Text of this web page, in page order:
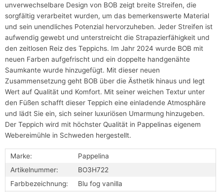
unverwechselbare Design von BOB zeigt breite Streifen, die
sorgfältig verarbeitet wurden, um das bemerkenswerte Material
und sein unendliches Potenzial hervorzuheben. Jeder Streifen ist
aufwendig gewebt und unterstreicht die Strapazierfähigkeit und
den zeitlosen Reiz des Teppichs. Im Jahr 2024 wurde BOB mit
neuen Farben aufgefrischt und ein doppelte handgenähte
Saumkante wurde hinzugefügt. Mit dieser neuen
Zusammensetzung geht BOB über die Ästhetik hinaus und legt
Wert auf Qualität und Komfort. Mit seiner weichen Textur unter
den Füßen schafft dieser Teppich eine einladende Atmosphäre
und lädt Sie ein, sich seiner luxuriösen Umarmung hinzugeben.
Der Teppich wird mit höchster Qualität in Pappelinas eigenem
Webereimühle in Schweden hergestellt.
Marke:
Pappelina
Artikelnummer:
BO3H722
Farbbezeichnung:
Blu fog vanilla